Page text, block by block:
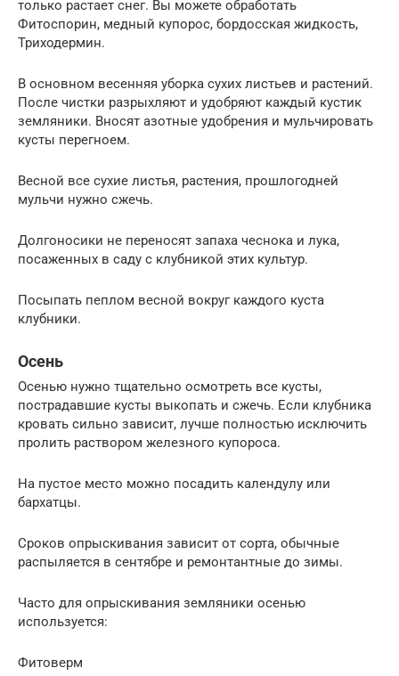
только растает снег. Вы можете обработать
Фитоспорин, медный купорос, бордосская жидкость,
Триходермин.
В основном весенняя уборка сухих листьев и растений.
После чистки разрыхляют и удобряют каждый кустик
земляники. Вносят азотные удобрения и мульчировать
кусты перегноем.
Весной все сухие листья, растения, прошлогодней
мульчи нужно сжечь.
Долгоносики не переносят запаха чеснока и лука,
посаженных в саду с клубникой этих культур.
Посыпать пеплом весной вокруг каждого куста
клубники.
Осень
Осенью нужно тщательно осмотреть все кусты,
пострадавшие кусты выкопать и сжечь. Если клубника
кровать сильно зависит, лучше полностью исключить
пролить раствором железного купороса.
На пустое место можно посадить календулу или
бархатцы.
Сроков опрыскивания зависит от сорта, обычные
распыляется в сентябре и ремонтантные до зимы.
Часто для опрыскивания земляники осенью
используется:
Фитоверм